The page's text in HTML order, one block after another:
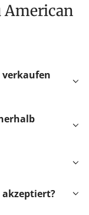
verkaufen
akzeptiert?